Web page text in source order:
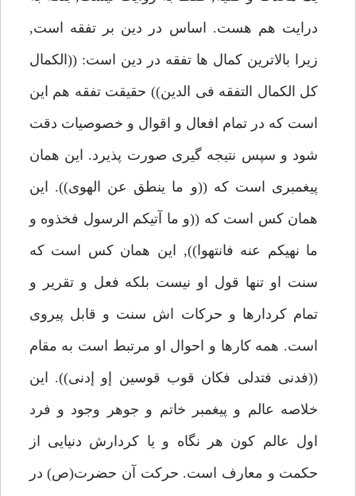
درايت هم هست. اساس در دين بر تفقه است,
زيرا بالاترين كمال ها تفقه در دين است: ((الكمال
كل الكمال التفقه فى الدين)) حقيقت تفقه هم اين
است كه در تمام افعال و اقوال و خصوصيات دقت
شود و سپس نتيجه گيرى صورت پذيرد. اين همان
پيغمبرى است كه ((و ما ينطق عن الهوى)). اين
همان كس است كه ((و ما آتيكم الرسول فخذوه و
ما نهيكم عنه فانتهوا)), اين همان كس است كه
سنت او تنها قول او نيست بلكه فعل و تقرير و
تمام كردارها و حركات اش سنت و قابل پيروى
است. همه كارها و احوال او مرتبط است به مقام
((فدنى فتدلى فكان قوب قوسين إو إدنى)). اين
خلاصه عالم و پيغمبر خاتم و جوهر وجود و فرد
اول عالم كون هر نگاه و يا كردارش دنيايى از
حكمت و معارف است. حركت آن حضرت(ص) در